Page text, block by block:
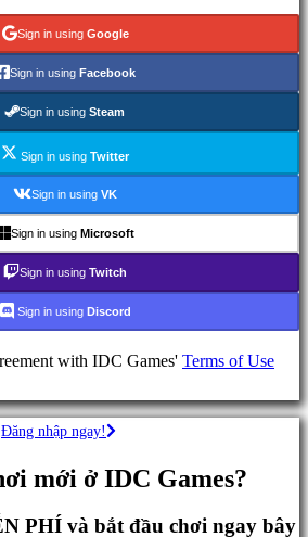
Sign in using Google
Sign in using Facebook
Sign in using Steam
Sign in using Twitter
Sign in using VK
Sign in using Microsoft
Sign in using Twitch
Sign in using Discord
with IDC Games' Terms of Use
Đăng nhập ngay!
mới ở IDC Games?
PHÍ và bắt đầu chơi ngay bây